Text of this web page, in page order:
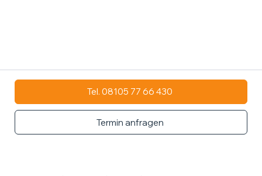
Tel. 08105 77 66 430
Termin anfragen